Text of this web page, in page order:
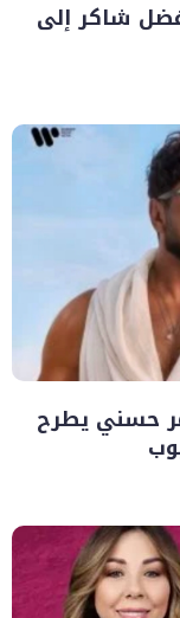
شاكر إلى
حسني يطرح